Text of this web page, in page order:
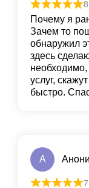
Почему я
Зачем то
обнаружил
здесь
услуг,
быстро.
А